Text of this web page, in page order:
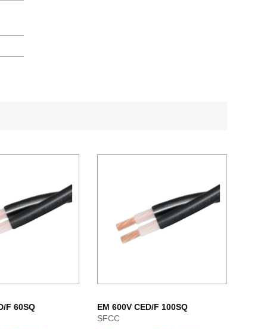
F 60SQ
EM 600V CED/F 100SQ
SFCC